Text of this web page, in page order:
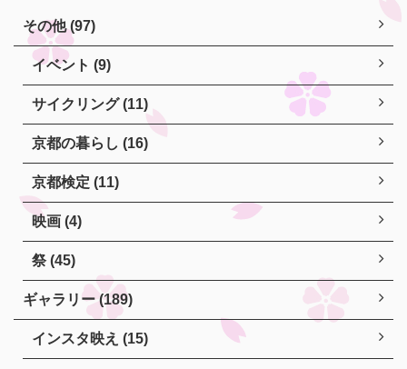
その他 (97)
イベント (9)
サイクリング (11)
京都の暮らし (16)
京都検定 (11)
映画 (4)
祭 (45)
ギャラリー (189)
インスタ映え (15)